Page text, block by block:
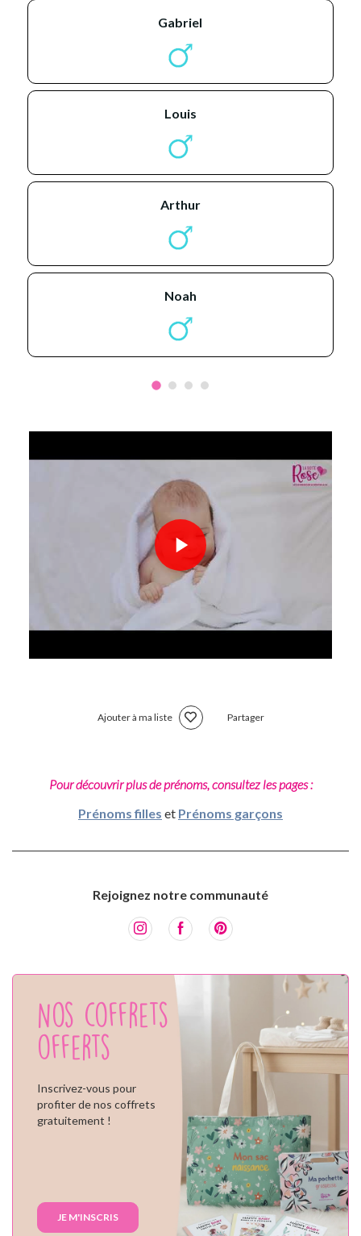
gabriel
louis
arthur
noah
Ajouter à ma liste Partager
Pour découvrir plus de prénoms, consultez les pages :
Prénoms filles et Prénoms garçons
Rejoignez notre communauté
Nos coffrets
offerts
Inscrivez-vous pour
profiter de nos coffrets
gratuitement !
JE M'INSCRIS